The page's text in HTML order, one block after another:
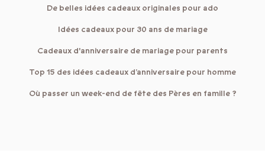
De belles idées cadeaux originales pour ado
Idées cadeaux pour 30 ans de mariage
Cadeaux d'anniversaire de mariage pour parents
Top 15 des idées cadeaux d’anniversaire pour homme
Où passer un week-end de fête des Pères en famille ?